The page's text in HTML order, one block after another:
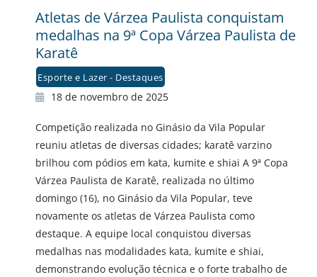
Atletas de Várzea Paulista conquistam
medalhas na 9ª Copa Várzea Paulista de
Karatê
Esporte e Lazer - Destaques
18 de novembro de 2025
Competição realizada no Ginásio da Vila Popular
reuniu atletas de diversas cidades; karatê varzino
brilhou com pódios em kata, kumite e shiai A 9ª Copa
Várzea Paulista de Karatê, realizada no último
domingo (16), no Ginásio da Vila Popular, teve
novamente os atletas de Várzea Paulista como
destaque. A equipe local conquistou diversas
medalhas nas modalidades kata, kumite e shiai,
demonstrando evolução técnica e o forte trabalho de